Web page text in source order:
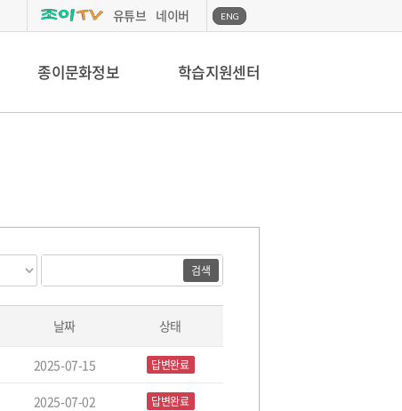
ENG
유튜브 네이버
종이문화정보 학습지원센터
검
대
상
검
어
필
날짜 상태
2025-07-15 답변완료
2025-07-02 답변완료